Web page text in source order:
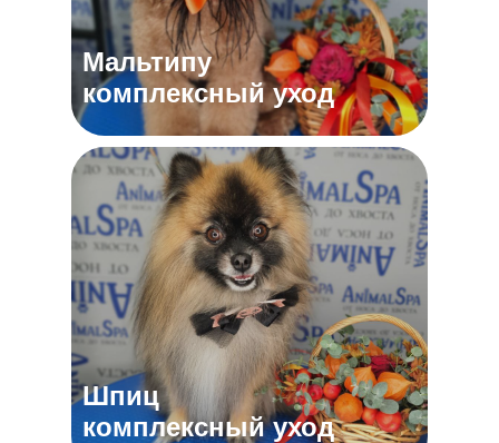
Мальтипу
комплексный уход
Шпиц
комплексный уход